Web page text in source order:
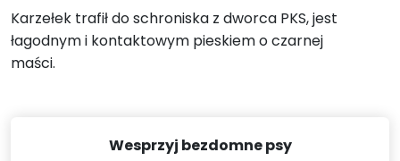
Karzełek trafił do schroniska z dworca PKS, jest
łagodnym i kontaktowym pieskiem o czarnej
maści.
Wesprzyj bezdomne psy